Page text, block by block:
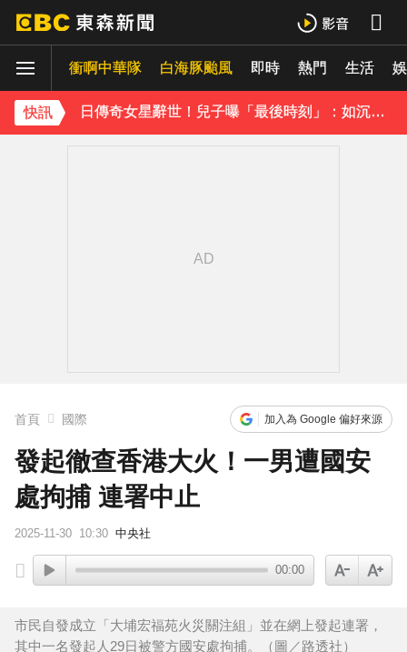
衝啊中華隊 白海豚颱風 即時 熱門 生活
快訊
曾國城、徐乃麟當眾激吻！戳破保鮮膜「抱頭狂親」他求饒喊：沒氣了
日傳奇女星辭世！兒子曝「最後時刻」：如沉睡般離開
首頁 國際 加入為 Google 偏好來源
發起徹查香港大火！一男遭國安
處拘捕 連署中止
2025-11-30 10:30 中央社
00:00
市民自發成立「大埔宏福苑火災關注組」並在網上發起連署，
其中一名發起人29日被警方國安處拘捕。（圖／路透社）